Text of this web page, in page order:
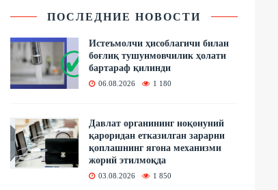
ПОСЛЕДНИЕ НОВОСТИ
Истеъмолчи ҳисоблагичи билан
боғлиқ тушунмовчилик ҳолати
бартараф қилинди
06.08.2026 1 180
Давлат органининг ноқонуний
қароридан етказилган зарарни
қоплашнинг ягона механизми
жорий этилмоқда
03.08.2026 1 850